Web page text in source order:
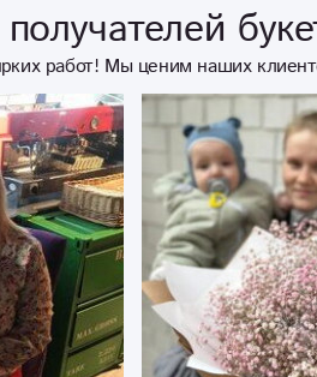
работ! Мы ценим наших